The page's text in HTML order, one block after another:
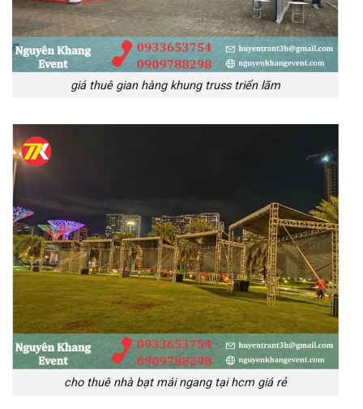
giá thuê gian hàng khung truss triển lãm
cho thuê nhà bạt mái ngang tại hcm giá rẻ